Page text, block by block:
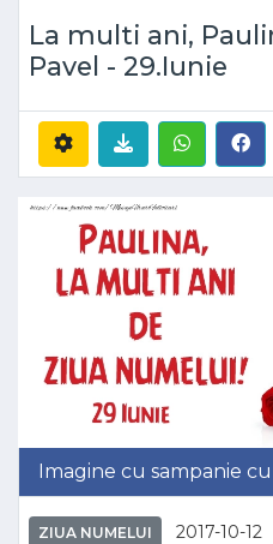
La multi ani,
Pavel - 29.Iunie
Imagine cu sampanie
ZIUA NUMELUI 2017-10-12